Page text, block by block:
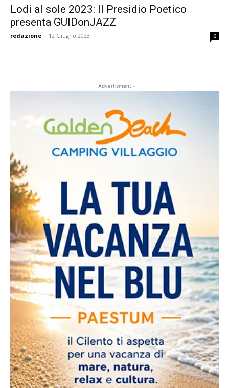
Lodi al sole 2023: Il Presidio Poetico
presenta GUIDonJAZZ
redazione - 12 Giugno 2023 0
- Advertisment -